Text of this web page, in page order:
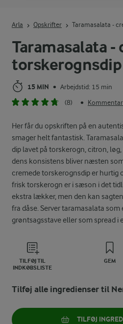
Taramasalata -
torskerognsdip
15 MIN • Arbejdstid: 15 min
(8)
•
Her får du opskriften på en
smager helt fantastisk.
dip lavet på torskerogn, citron,
dens konsistens bliver næsten
cremede torskerognsdip er hurtig
frisk torskerogn er i sæson i det
ekstra lækker, men den kan
fra dåse. Server taramasalata
grøntsagsstave eller som spread i
TILFØJ TIL
INDKØBSLISTE
GEM
Arla Opskrifter Taramasalata -
Tilføj alle ingredienser til
TILFØJ